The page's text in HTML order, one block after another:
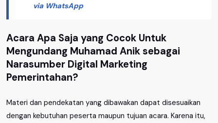
via WhatsApp
Acara Apa Saja yang Cocok Untuk
Mengundang Muhamad Anik sebagai
Narasumber Digital Marketing
Pemerintahan?
Materi dan pendekatan yang dibawakan dapat disesuaikan
dengan kebutuhan peserta maupun tujuan acara. Karena itu,